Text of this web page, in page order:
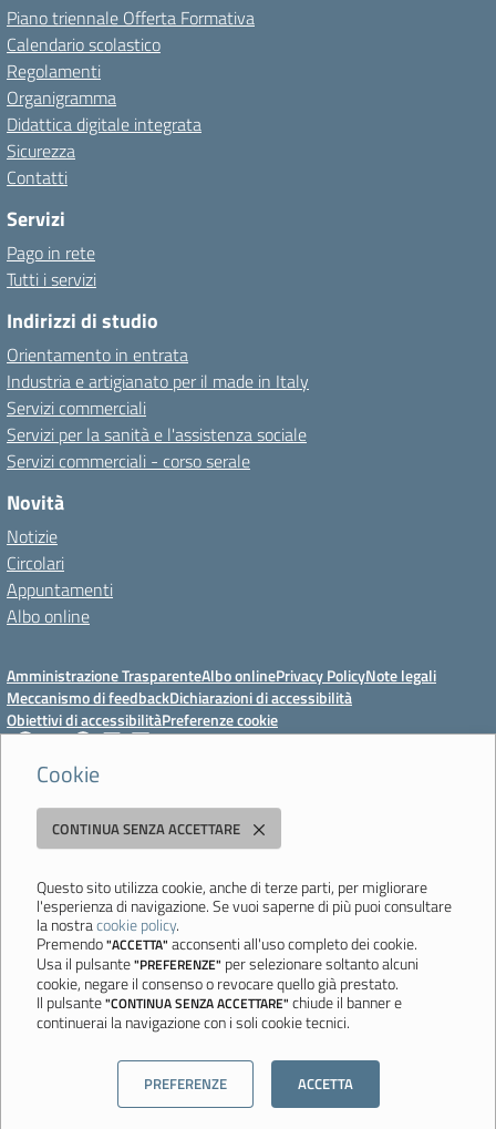
Cookie
CONTINUA SENZA ACCETTARE
Questo sito utilizza cookie, anche di terze parti, per migliorare
l'esperienza di navigazione. Se vuoi saperne di più puoi consultare
la nostracookie policy.
Premendo"ACCETTA" acconsenti all'uso completo dei cookie.
Usa il pulsante"PREFERENZE" per selezionare soltanto alcuni
cookie, negare il consenso o revocare quello già prestato.
Il pulsante"CONTINUA SENZA ACCETTARE" chiude il banner e
continuerai la navigazione con i soli cookie tecnici.
PREFERENZE ACCETTA
Piano triennale Offerta Formativa
Calendario scolastico
Regolamenti
Organigramma
Didattica digitale integrata
Sicurezza
Contatti
Servizi
Pago in rete
Tutti i servizi
Indirizzi di studio
Orientamento in entrata
Industria e artigianato per il made in Italy
Servizi commerciali
Servizi per la sanità e l'assistenza sociale
Servizi commerciali - corso serale
Novità
Notizie
Circolari
Appuntamenti
Albo online
Amministrazione TrasparenteAlbo onlinePrivacy PolicyNote legali
Meccanismo di feedbackDichiarazioni di accessibilità
Obiettivi di accessibilitàPreferenze cookie
Istituto Professionale Statale Socio-Commerciale-Artigianale "Cattaneo -
Deledda"
351005 - Email:morc08000g@istruzione.it- PEC:
morc08000g@pec.istruzione.it
Codice meccanografico: MORC08000G - C.F. 94177200360
Ultimo aggiornamento: Mercoledì, 29 Luglio 2026 ore 10:08